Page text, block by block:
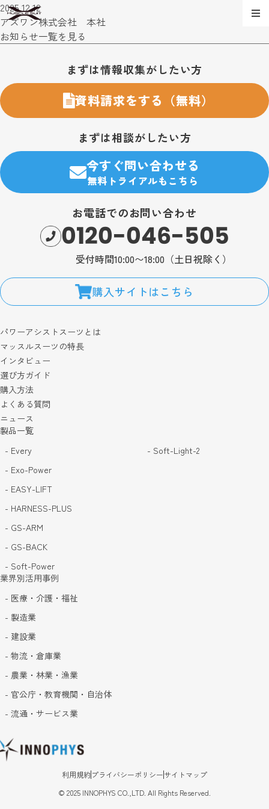
2025.12.12
アズワン株式会社 本社
お知らせ一覧を見る
まずは情報収集がしたい方
資料請求をする（無料）
まずは相談がしたい方
今すぐ問い合わせる
無料トライアルもこちら
お電話でのお問い合わせ
0120-046-505
受付時間10:00〜18:00（土日祝除く）
購入サイトはこちら
パワーアシストスーツとは
マッスルスーツの特長
インタビュー
選び方ガイド
購入方法
よくある質問
ニュース
製品一覧
- Every
- Exo-Power
- EASY-LIFT
- HARNESS-PLUS
- GS-ARM
- GS-BACK
- Soft-Power
- Soft-Light-2
業界別活用事例
- 医療・介護・福祉
- 製造業
- 建設業
- 物流・倉庫業
- 農業・林業・漁業
- 官公庁・教育機関・自治体
- 流通・サービス業
利用規約 プライバシーポリシーサイトマップ
© 2025 INNOPHYS CO.,LTD. All Rights Reserved.